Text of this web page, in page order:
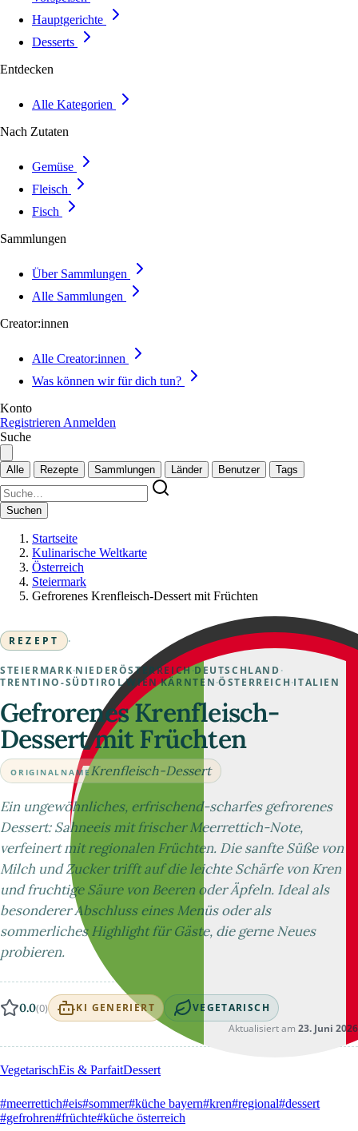
Hauptgerichte
Desserts
Entdecken
Alle Kategorien
Nach Zutaten
Gemüse
Fleisch
Fisch
Sammlungen
Über Sammlungen
Alle Sammlungen
Creator:innen
Alle Creator:innen
Was können wir für dich tun?
Konto
Registrieren Anmelden
Suche
Alle Rezepte Sammlungen Länder Benutzer Tags
Suchen
Startseite
Kulinarische Weltkarte
Österreich
Steiermark
Gefrorenes Krenfleisch-Dessert mit Früchten
REZEPT ·
STEIERMARK·NIEDERÖSTERREICH·DEUTSCHLAND ·
TRENTINO-SÜDTIROL·WIEN·KÄRNTEN ·ÖSTERREICH ·ITALIEN
Gefrorenes Krenfleisch-
Dessert mit Früchten
ORIGINALNAME Krenfleisch-Dessert
Ein ungewöhnliches, erfrischend-scharfes gefrorenes
Dessert: Sahneeis mit frischer Meerrettich-Note,
verfeinert mit regionalen Früchten. Die sanfte Süße von
Milch und Zucker trifft auf die leichte Schärfe von Kren
und fruchtige Säure von Beeren oder Äpfeln. Ideal als
besonderer Abschluss eines Menüs oder als
sommerliches Highlight für Gäste, die gerne Neues
probieren.
0.0(0) KI GENERIERT VEGETARISCH
Aktualisiert am 23. Juni 2026
VegetarischEis & ParfaitDessert
#meerrettich#eis#sommer#küche bayern#kren#regional#dessert
#gefrohren#früchte#küche österreich